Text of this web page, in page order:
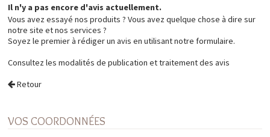
Il n'y a pas encore d'avis actuellement.
Vous avez essayé nos produits ? Vous avez quelque chose à dire sur
notre site et nos services ?
Soyez le premier à rédiger un avis en utilisant notre formulaire.
Consultez lesmodalités de publication et traitement des avis
Retour
VOS COORDONNÉES